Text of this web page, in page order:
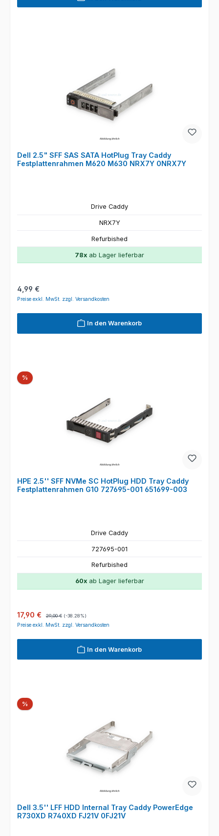
Dell 2.5" SFF SAS SATA HotPlug Tray Caddy
Festplattenrahmen M620 M630 NRX7Y 0NRX7Y
Drive Caddy
NRX7Y
Refurbished
78x ab Lager lieferbar
Regulärer Preis:
4,99 €
Preise exkl. MwSt. zzgl. Versandkosten
In den Warenkorb
%Rabatt
HPE 2.5'' SFF NVMe SC HotPlug HDD Tray Caddy
Festplattenrahmen G10 727695-001 651699-003
Drive Caddy
727695-001
Refurbished
60xab Lager lieferbar
Verkaufspreis:
17,90 € Regulärer Preis:
29,00 € (-38.28%)
Preise exkl. MwSt. zzgl. Versandkosten
In den Warenkorb
%Rabatt
Dell 3.5'' LFF HDD Internal Tray Caddy PowerEdge
R730XD R740XD FJ21V 0FJ21V